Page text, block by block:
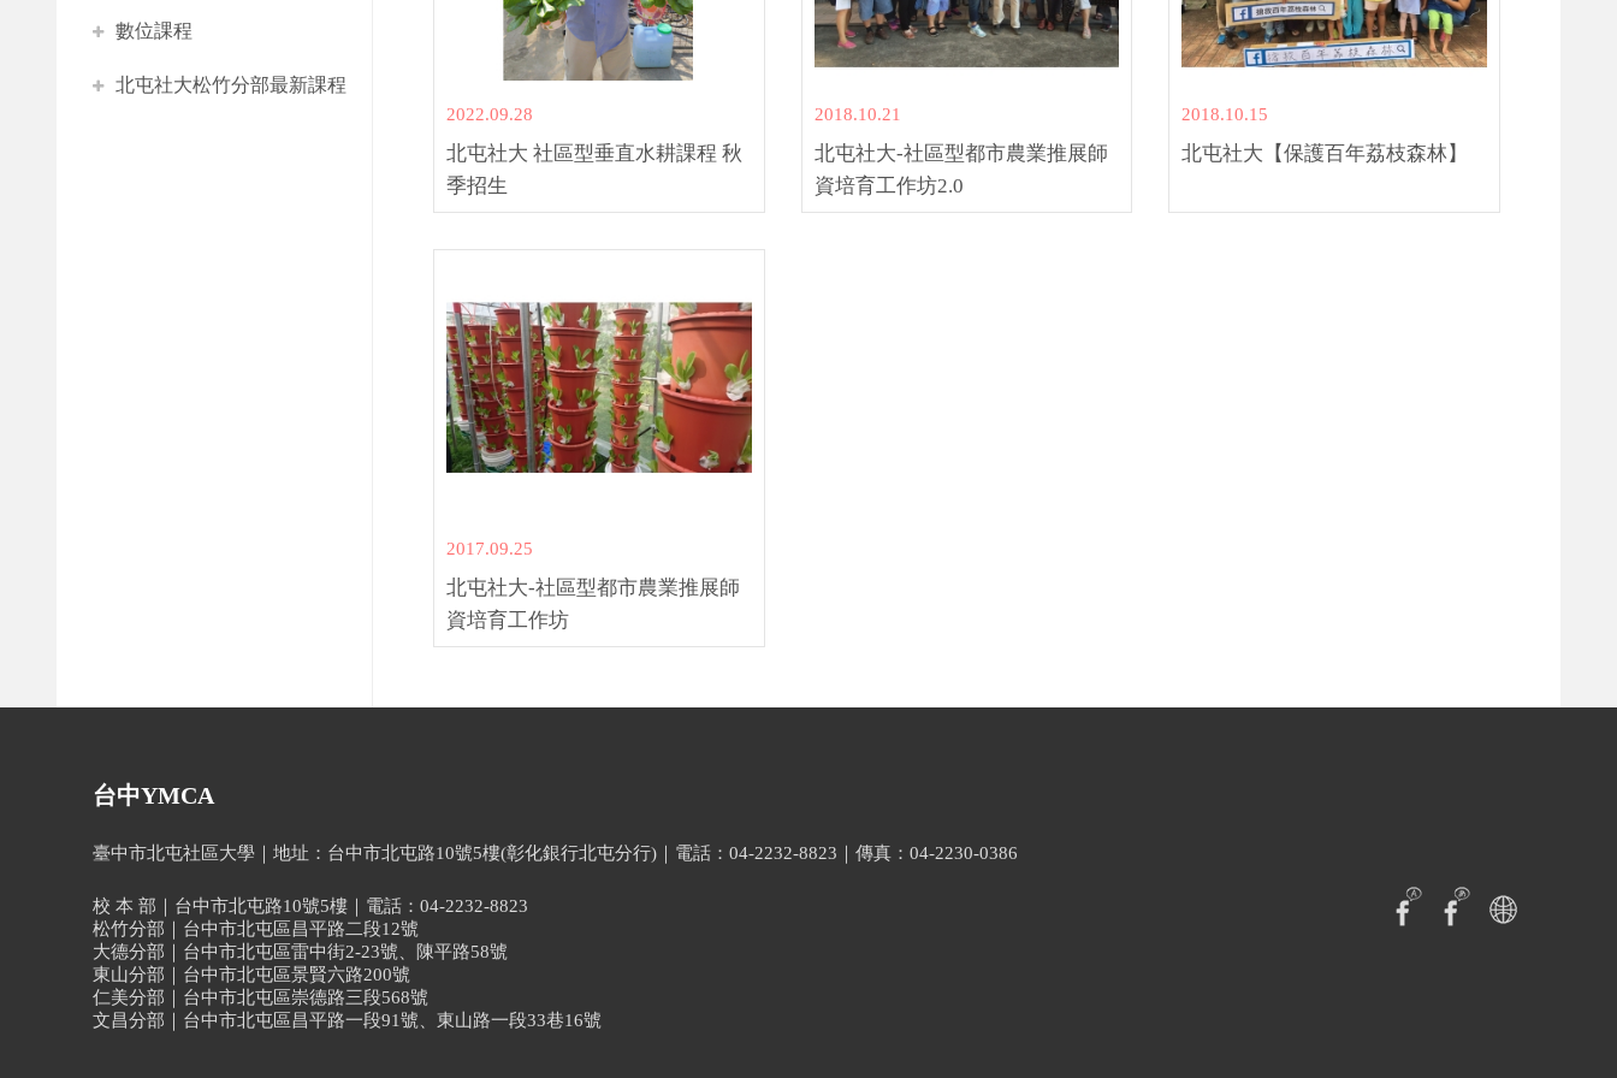
數位課程
北屯社大松竹分部最新課程
2022.09.28
北屯社大 社區型垂直水耕課程 秋
季招生
2018.10.21
北屯社大-社區型都市農業推展師
資培育工作坊2.0
2018.10.15
北屯社大【保護百年荔枝森林】
2017.09.25
北屯社大-社區型都市農業推展師
資培育工作坊
台中YMCA
臺中市北屯社區大學｜地址：台中市北屯路10號5樓(彰化銀行北屯分行)｜電話：04-2232-8823｜傳真：04-2230-0386
校 本 部｜台中市北屯路10號5樓｜電話：04-2232-8823
松竹分部｜台中市北屯區昌平路二段12號
大德分部｜台中市北屯區雷中街2-23號、陳平路58號
東山分部｜台中市北屯區景賢六路200號
仁美分部｜台中市北屯區崇德路三段568號
文昌分部｜台中市北屯區昌平路一段91號、東山路一段33巷16號